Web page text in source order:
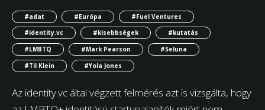
#adat #Európa
#Fuel Ventures
#identity.vc
#kisebbségek
#kutatás
#LMBTQ
#Mark Pearson
#Seluna
#Til Klein
#Yola Jones
Az identity.vc által végzett felmérés azt is vizsgálta, hogy